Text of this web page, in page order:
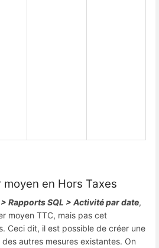
moyen en Hors Taxes
Rapports SQL > Activité par date,
moyen TTC, mais pas cet
Ceci dit, il est possible de créer une
autres mesures existantes. On